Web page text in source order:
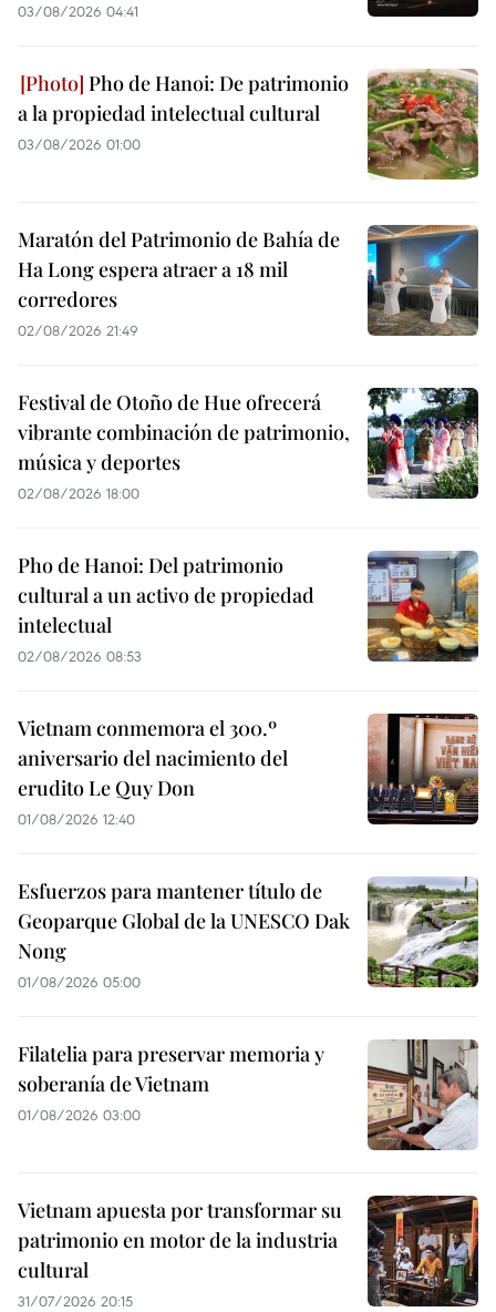
03/08/2026 04:41
Pho de Hanoi: De patrimonio
a la propiedad intelectual cultural
03/08/2026 01:00
Maratón del Patrimonio de Bahía de
Ha Long espera atraer a 18 mil
corredores
02/08/2026 21:49
Festival de Otoño de Hue ofrecerá
vibrante combinación de patrimonio,
música y deportes
02/08/2026 18:00
Pho de Hanoi: Del patrimonio
cultural a un activo de propiedad
intelectual
02/08/2026 08:53
Vietnam conmemora el 300.º
aniversario del nacimiento del
erudito Le Quy Don
01/08/2026 12:40
Esfuerzos para mantener título de
Geoparque Global de la UNESCO Dak
Nong
01/08/2026 05:00
Filatelia para preservar memoria y
soberanía de Vietnam
01/08/2026 03:00
Vietnam apuesta por transformar su
patrimonio en motor de la industria
cultural
31/07/2026 20:15